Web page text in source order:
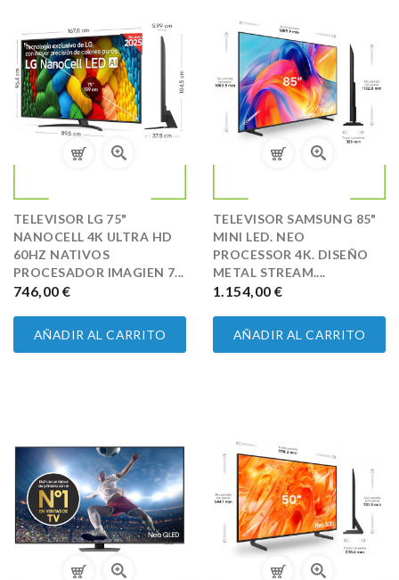
TELEVISOR LG 75"
NANOCELL 4K ULTRA HD
60HZ NATIVOS
PROCESADOR IMAGIEN 7...
PRECIO
746,00 €
AÑADIR AL CARRITO
TELEVISOR SAMSUNG 85"
MINI LED. NEO
PROCESSOR 4K. DISEÑO
METAL STREAM....
PRECIO
1.154,00 €
AÑADIR AL CARRITO